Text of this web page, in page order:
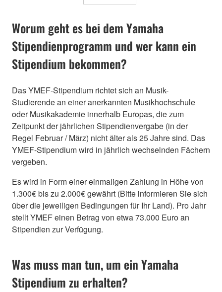
Worum geht es bei dem Yamaha
Stipendienprogramm und wer kann ein
Stipendium bekommen?
Das YMEF-Stipendium richtet sich an Musik-
Studierende an einer anerkannten Musikhochschule
oder Musikakademie innerhalb Europas, die zum
Zeitpunkt der jährlichen Stipendienvergabe (in der
Regel Februar / März) nicht älter als 25 Jahre sind. Das
YMEF-Stipendium wird in jährlich wechselnden Fächern
vergeben.
Es wird in Form einer einmaligen Zahlung in Höhe von
1.300€ bis zu 2.000€ gewährt (Bitte informieren Sie sich
über die jeweiligen Bedingungen für Ihr Land). Pro Jahr
stellt YMEF einen Betrag von etwa 73.000 Euro an
Stipendien zur Verfügung.
Was muss man tun, um ein Yamaha
Stipendium zu erhalten?